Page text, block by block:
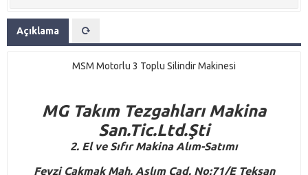
Açıklama
MSM Motorlu 3 Toplu Silindir Makinesi
MGTakım Tezgahları Makina
San.Tic.Ltd.Şti
2. El ve Sıfır Makina Alım-Satımı
Fevzi Çakmak Mah. Aslım Cad. No:71/E Teksan